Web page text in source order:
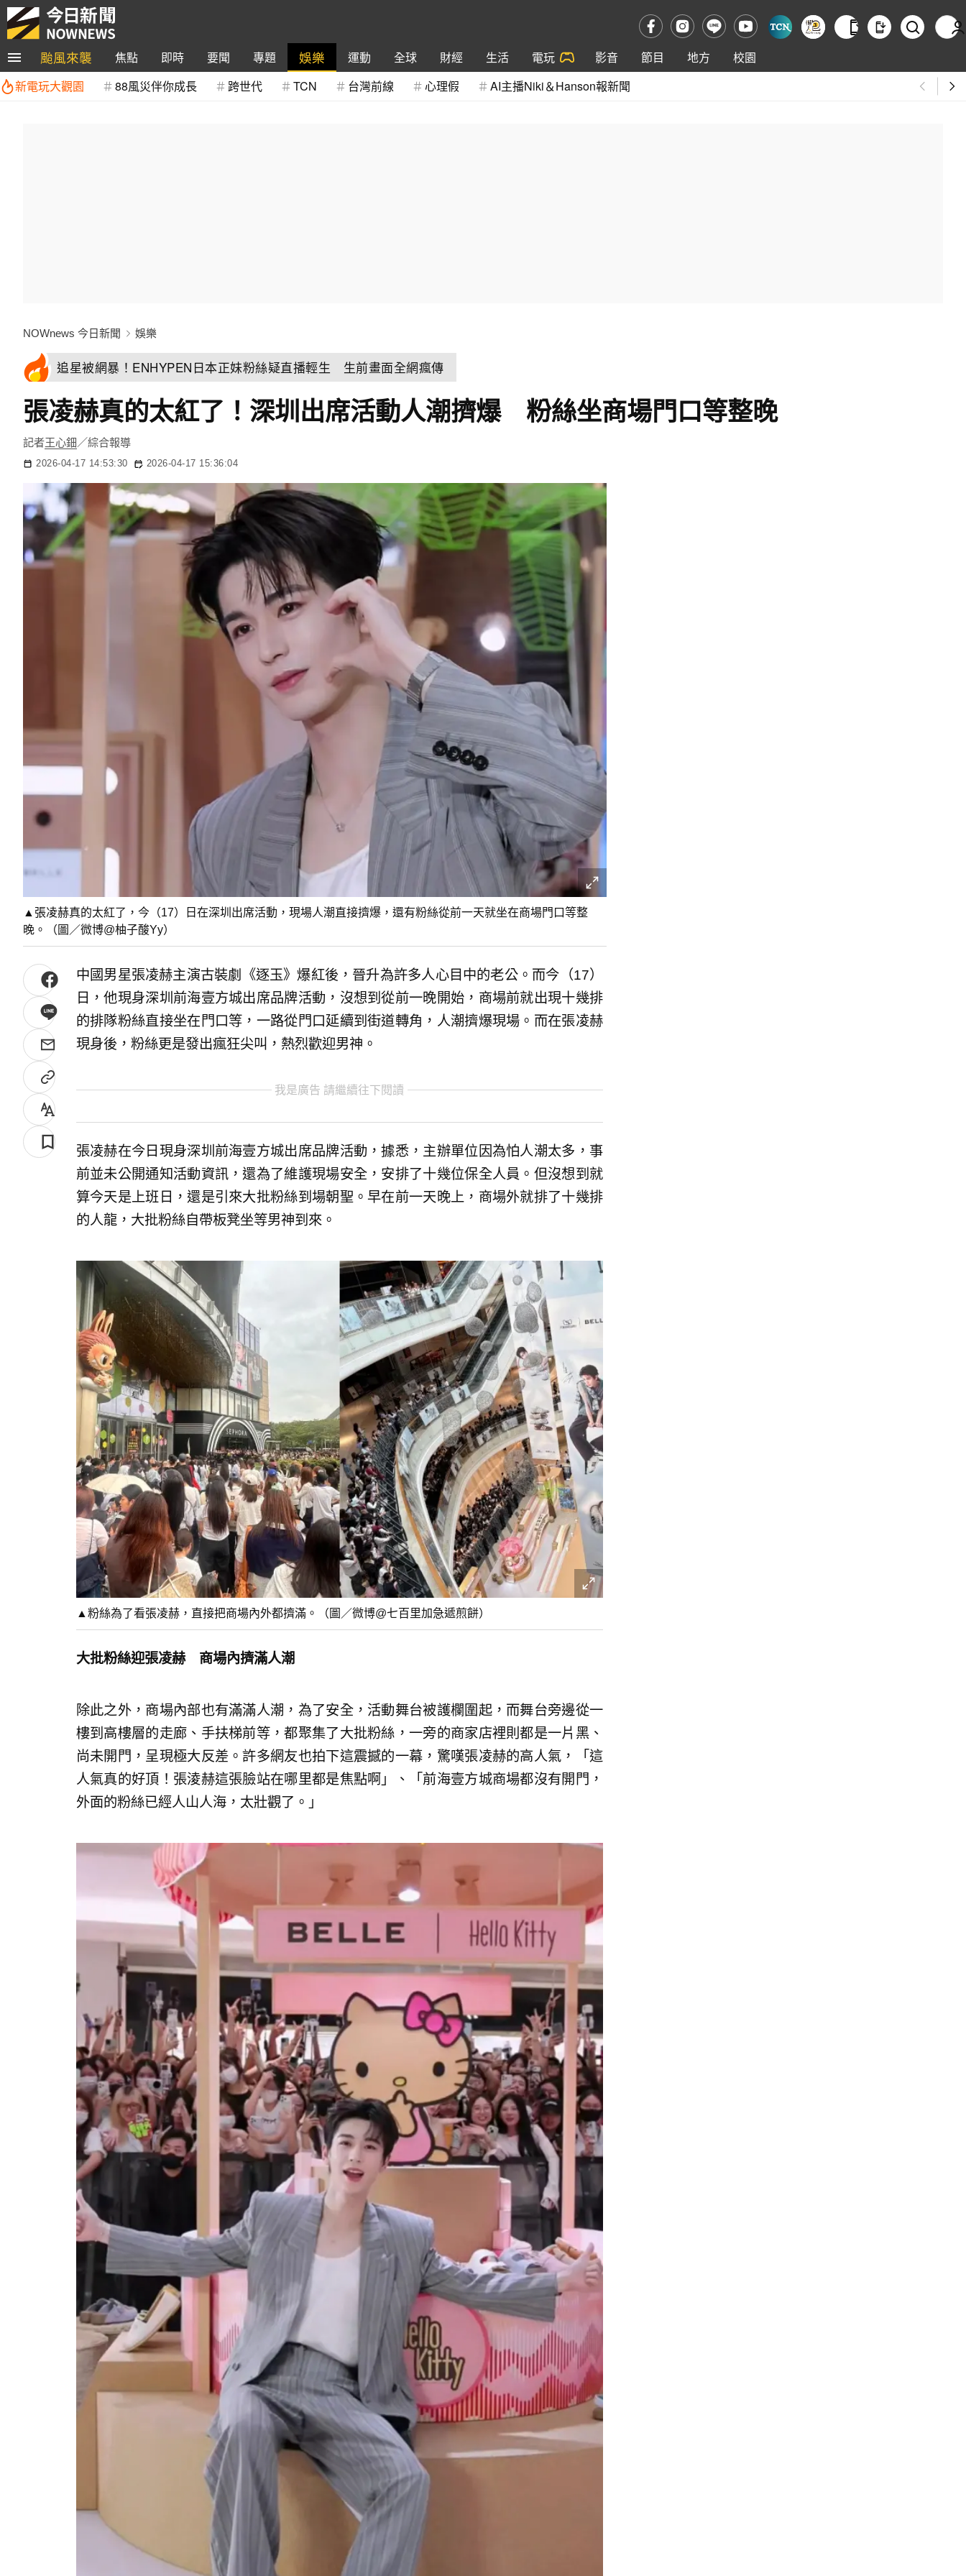
颱風來襲 焦點 即時 要聞 專題 娛樂 運動 全球 財經 生活 電玩 影音 節目 地方
校園
新電玩大觀園
88風災伴你成長 跨世代 TCN 台灣前線 心理假 AI主播Niki＆Hanson報新聞
NOWnews 今日新聞 娛樂
追星被網暴！ENHYPEN日本正妹粉絲疑直播輕生 生前畫面全網瘋傳
張凌赫真的太紅了！深圳出席活動人潮擠爆 粉絲坐商場門口等整晚
記者王心鈿 ／綜合報導
2026-04-17 14:53:30 2026-04-17 15:36:04
▲張凌赫真的太紅了，今（17）日在深圳出席活動，現場人潮直接擠爆，還有粉絲從前一天就坐在商場門口等整
晚。（圖／微博@柚子酸Yy）
中國男星張凌赫主演古裝劇《逐玉》爆紅後，晉升為許多人心目中的老公。而今（17）
日，他現身深圳前海壹方城出席品牌活動，沒想到從前一晚開始，商場前就出現十幾排
的排隊粉絲直接坐在門口等，一路從門口延續到街道轉角，人潮擠爆現場。而在張凌赫
現身後，粉絲更是發出瘋狂尖叫，熱烈歡迎男神。
我是廣告 請繼續往下閱讀
張凌赫在今日現身深圳前海壹方城出席品牌活動，據悉，主辦單位因為怕人潮太多，事
前並未公開通知活動資訊，還為了維護現場安全，安排了十幾位保全人員。但沒想到就
算今天是上班日，還是引來大批粉絲到場朝聖。早在前一天晚上，商場外就排了十幾排
的人龍，大批粉絲自帶板凳坐等男神到來。
▲粉絲為了看張凌赫，直接把商場內外都擠滿。（圖／微博@七百里加急遞煎餅）
大批粉絲迎張凌赫 商場內擠滿人潮
除此之外，商場內部也有滿滿人潮，為了安全，活動舞台被護欄圍起，而舞台旁邊從一
樓到高樓層的走廊、手扶梯前等，都聚集了大批粉絲，一旁的商家店裡則都是一片黑、
尚未開門，呈現極大反差。許多網友也拍下這震撼的一幕，驚嘆張凌赫的高人氣，「這
人氣真的好頂！張淩赫這張臉站在哪里都是焦點啊」、「前海壹方城商場都沒有開門，
外面的粉絲已經人山人海，太壯觀了。」